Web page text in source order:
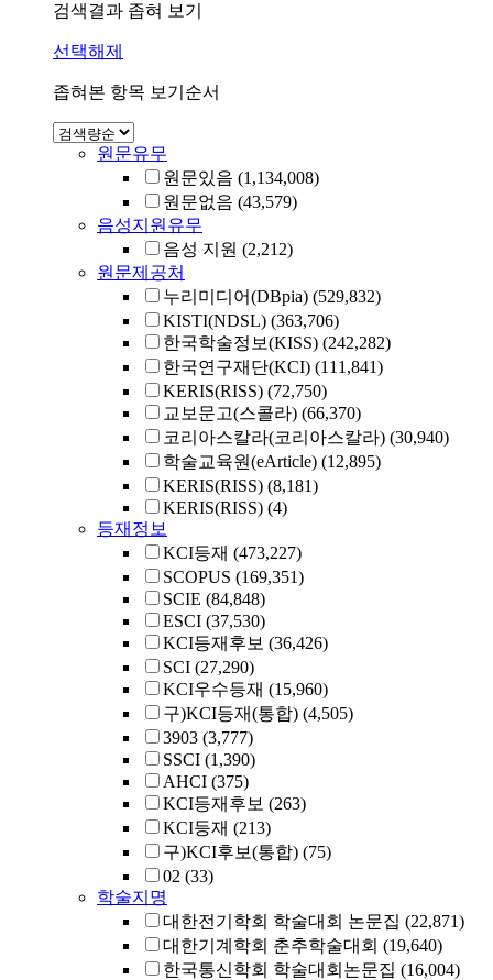
검색결과 좁혀 보기
선택해제
좁혀본 항목 보기순서
원문유무
원문있음 (1,134,008)
원문없음 (43,579)
음성지원유무
음성 지원 (2,212)
원문제공처
누리미디어(DBpia) (529,832)
KISTI(NDSL) (363,706)
한국학술정보(KISS) (242,282)
한국연구재단(KCI) (111,841)
KERIS(RISS) (72,750)
교보문고(스콜라) (66,370)
코리아스칼라(코리아스칼라) (30,940)
학술교육원(eArticle) (12,895)
KERIS(RISS) (8,181)
KERIS(RISS) (4)
등재정보
KCI등재 (473,227)
SCOPUS (169,351)
SCIE (84,848)
ESCI (37,530)
KCI등재후보 (36,426)
SCI (27,290)
KCI우수등재 (15,960)
구)KCI등재(통합) (4,505)
3903 (3,777)
SSCI (1,390)
AHCI (375)
KCI등재후보 (263)
KCI등재 (213)
구)KCI후보(통합) (75)
02 (33)
학술지명
대한전기학회 학술대회 논문집 (22,871)
대한기계학회 춘추학술대회 (19,640)
한국통신학회 학술대회논문집 (16,004)